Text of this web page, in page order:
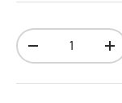
Antal
DECREASE